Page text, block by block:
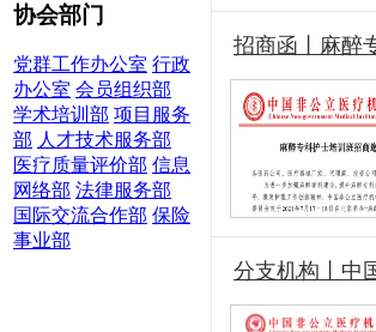
协会部门
党群工作办公室 行政
办公室 会员组织部
学术培训部 项目服务
部 人才技术服务部
医疗质量评价部 信息
网络部 法律服务部
国际交流合作部 保险
事业部
招商函丨麻醉
分支机构丨中